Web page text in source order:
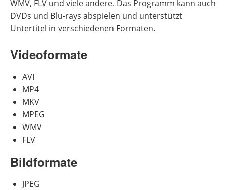
WMV, FLV und viele andere. Das Programm kann auch
DVDs und Blu-rays abspielen und unterstützt
Untertitel in verschiedenen Formaten.
Videoformate
AVI
MP4
MKV
MPEG
WMV
FLV
Bildformate
JPEG